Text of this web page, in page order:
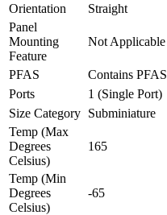
Orientation
Straight
Panel
Mounting
Feature
Not Applicable
PFAS
Contains PFAS
Ports
1 (Single Port)
Size Category Subminiature
Temp (Max
Degrees
Celsius)
165
Temp (Min
Degrees
Celsius)
-65